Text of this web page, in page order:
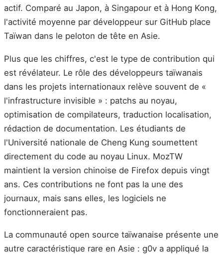
actif. Comparé au Japon, à Singapour et à Hong Kong,
l'activité moyenne par développeur sur GitHub place
Taïwan dans le peloton de tête en Asie.
Plus que les chiffres, c'est le type de contribution qui
est révélateur. Le rôle des développeurs taïwanais
dans les projets internationaux relève souvent de «
l'infrastructure invisible » : patchs au noyau,
optimisation de compilateurs, traduction localisation,
rédaction de documentation. Les étudiants de
l'Université nationale de Cheng Kung soumettent
directement du code au noyau Linux. MozTW
maintient la version chinoise de Firefox depuis vingt
ans. Ces contributions ne font pas la une des
journaux, mais sans elles, les logiciels ne
fonctionneraient pas.
La communauté open source taïwanaise présente une
autre caractéristique rare en Asie : g0v a appliqué la